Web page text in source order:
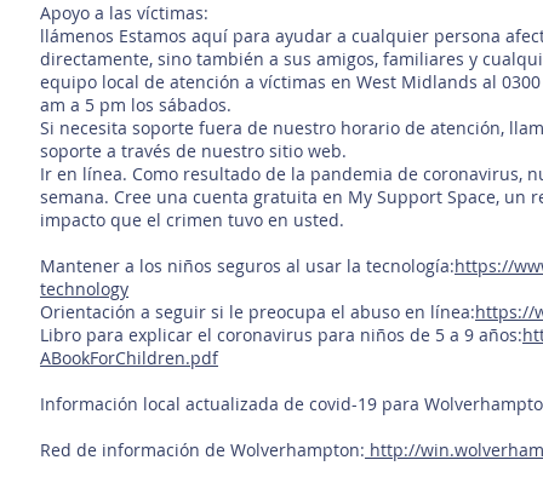
Apoyo a las víctimas:
llámenos Estamos aquí para ayudar a cualquier persona
directamente, sino también a sus amigos, familiares y
equipo local de atención a víctimas en West Midlands al
am a 5 pm los sábados.
Si necesita soporte fuera de nuestro horario de atención,
soporte a través de nuestro sitio web.
Ir en línea. Como resultado de la pandemia de coronavirus,
semana. Cree una cuenta gratuita en My Support Space,
impacto que el crimen tuvo en usted.
Mantener a los niños seguros al usar la tecnología:https://
technology
Orientación a seguir si le preocupa el abuso en línea:https://
Libro para explicar el coronavirus para niños de 5 a 9 años:
ABookForChildren.pdf
Información local actualizada de covid-19 para
Red de información de Wolverhampton: http://